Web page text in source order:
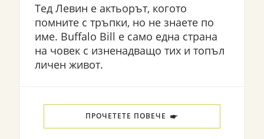
Тед Левин е актьорът, когото
помните с тръпки, но не знаете по
име. Buffalo Bill е само една страна
на човек с изненадващо тих и топъл
личен живот.
ПРОЧЕТЕТЕ ПОВЕЧЕ